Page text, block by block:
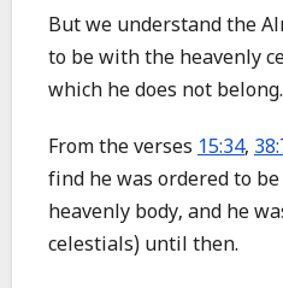
But we understand the
to be with the heavenly
which he does not belong.
From the verses 15:34,
find he was ordered to
heavenly body, and he
celestials) until then.